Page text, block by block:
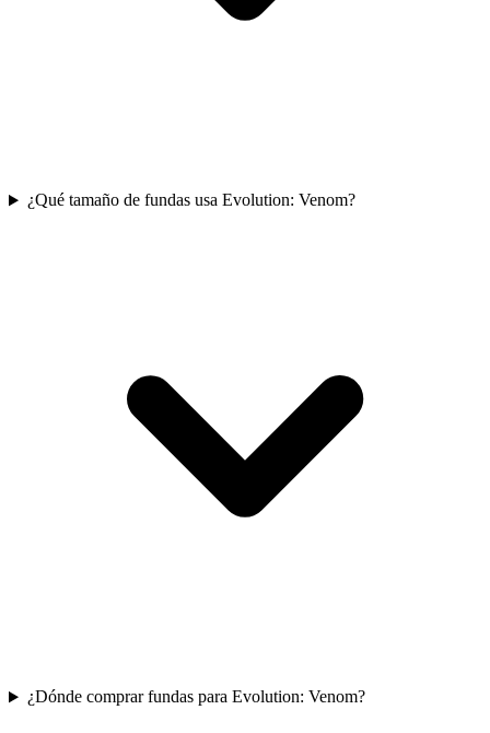
¿Qué tamaño de fundas usa Evolution: Venom?
¿Dónde comprar fundas para Evolution: Venom?